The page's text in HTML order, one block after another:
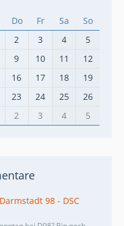
Do Fr Sa
So
2 3 4
5
9 10 11
12
16 17 18
19
23 24 25
26
2 3 4 5
98 - DSC